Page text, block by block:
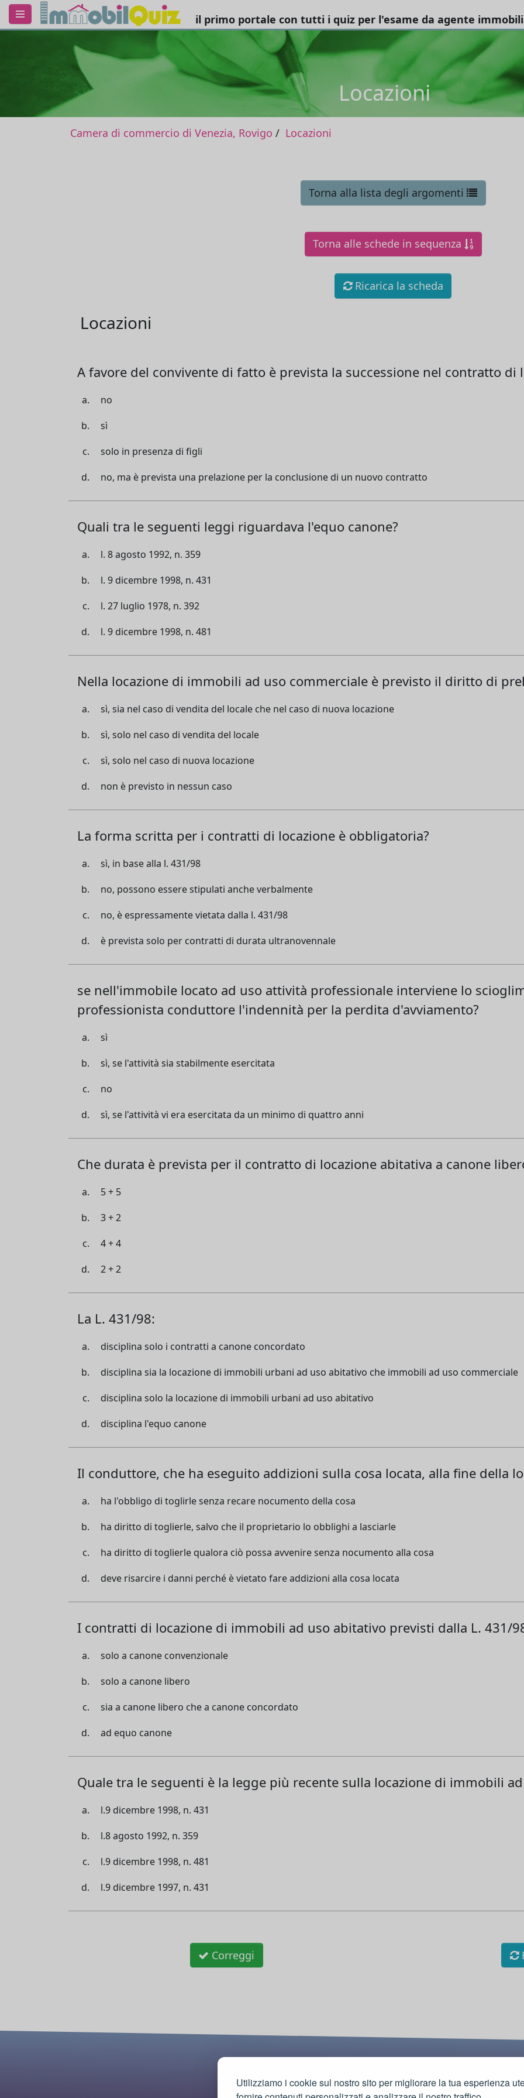
Utilizziamo i cookie sul nostro sito per migliorare la tua esperienza
il primo portale con tutti i quiz per l'esame da agente
Locazioni
Camera di commercio di Venezia, Rovigo Locazioni
Torna alla lista degli argomenti
Torna alle schede in sequenza
Ricarica la scheda
Locazioni
A favore del convivente di fatto è prevista la successione nel contratto di
no
sì
solo in presenza di figli
no, ma è prevista una prelazione per la conclusione di un nuovo contratto
Quali tra le seguenti leggi riguardava l'equo canone?
l. 8 agosto 1992, n. 359
l. 9 dicembre 1998, n. 431
l. 27 luglio 1978, n. 392
l. 9 dicembre 1998, n. 481
Nella locazione di immobili ad uso commerciale è previsto il diritto di
sì, sia nel caso di vendita del locale che nel caso di nuova locazione
sì, solo nel caso di vendita del locale
sì, solo nel caso di nuova locazione
non è previsto in nessun caso
La forma scritta per i contratti di locazione è obbligatoria?
sì, in base alla l. 431/98
no, possono essere stipulati anche verbalmente
no, è espressamente vietata dalla l. 431/98
è prevista solo per contratti di durata ultranovennale
se nell'immobile locato ad uso attività professionale interviene lo
professionista conduttore l'indennità per la perdita d'avviamento?
sì
sì, se l'attività sia stabilmente esercitata
no
sì, se l'attività vi era esercitata da un minimo di quattro anni
Che durata è prevista per il contratto di locazione abitativa a canone
5 + 5
3 + 2
4 + 4
2 + 2
La L. 431/98:
disciplina solo i contratti a canone concordato
disciplina sia la locazione di immobili urbani ad uso abitativo che immobili ad uso commerciale
disciplina solo la locazione di immobili urbani ad uso abitativo
disciplina l'equo canone
Il conduttore, che ha eseguito addizioni sulla cosa locata, alla fine della
ha l'obbligo di toglirle senza recare nocumento della cosa
ha diritto di toglierle, salvo che il proprietario lo obblighi a lasciarle
ha diritto di toglierle qualora ciò possa avvenire senza nocumento alla cosa
deve risarcire i danni perché è vietato fare addizioni alla cosa locata
I contratti di locazione di immobili ad uso abitativo previsti dalla L. 431/
solo a canone convenzionale
solo a canone libero
sia a canone libero che a canone concordato
ad equo canone
Quale tra le seguenti è la legge più recente sulla locazione di immobili
l.9 dicembre 1998, n. 431
l.8 agosto 1992, n. 359
l.9 dicembre 1998, n. 481
l.9 dicembre 1997, n. 431
Correggi